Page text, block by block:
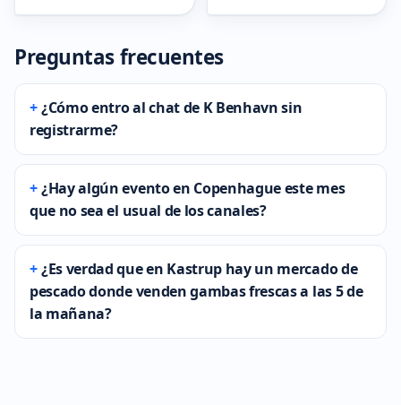
Preguntas frecuentes
¿Cómo entro al chat de K Benhavn sin
registrarme?
¿Hay algún evento en Copenhague este mes
que no sea el usual de los canales?
¿Es verdad que en Kastrup hay un mercado de
pescado donde venden gambas frescas a las 5 de
la mañana?